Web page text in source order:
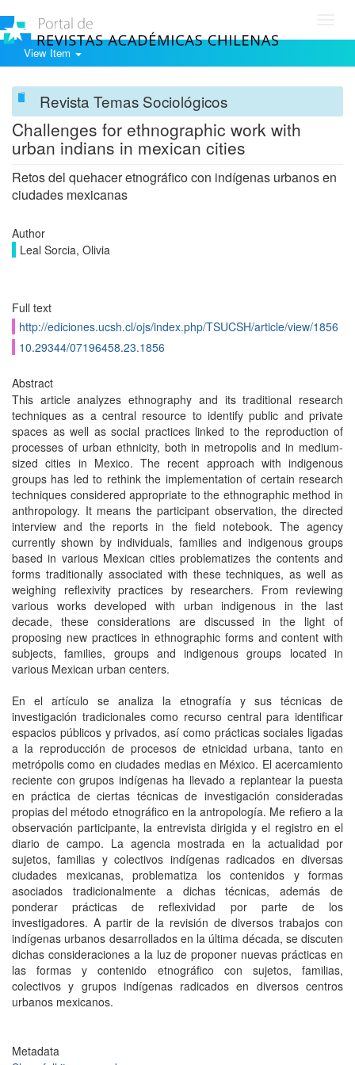
View Item
Revista Temas Sociológicos
Challenges for ethnographic work with
urban indians in mexican cities
Retos del quehacer etnográfico con indígenas urbanos en
ciudades mexicanas
Author
Leal Sorcia, Olivia
Full text
http://ediciones.ucsh.cl/ojs/index.php/TSUCSH/article/view/1856
10.29344/07196458.23.1856
Abstract
This article analyzes ethnography and its traditional research
techniques as a central resource to identify public and private
spaces as well as social practices linked to the reproduction of
processes of urban ethnicity, both in metropolis and in medium-
sized cities in Mexico. The recent approach with indigenous
groups has led to rethink the implementation of certain research
techniques considered appropriate to the ethnographic method in
anthropology. It means the participant observation, the directed
interview and the reports in the field notebook. The agency
currently shown by individuals, families and indigenous groups
based in various Mexican cities problematizes the contents and
forms traditionally associated with these techniques, as well as
weighing reflexivity practices by researchers. From reviewing
various works developed with urban indigenous in the last
decade, these considerations are discussed in the light of
proposing new practices in ethnographic forms and content with
subjects, families, groups and indigenous groups located in
various Mexican urban centers.
En el artículo se analiza la etnografía y sus técnicas de
investigación tradicionales como recurso central para identificar
espacios públicos y privados, así como prácticas sociales ligadas
a la reproducción de procesos de etnicidad urbana, tanto en
metrópolis como en ciudades medias en México. El acercamiento
reciente con grupos indígenas ha llevado a replantear la puesta
en práctica de ciertas técnicas de investigación consideradas
propias del método etnográfico en la antropología. Me refiero a la
observación participante, la entrevista dirigida y el registro en el
diario de campo. La agencia mostrada en la actualidad por
sujetos, familias y colectivos indígenas radicados en diversas
ciudades mexicanas, problematiza los contenidos y formas
asociados tradicionalmente a dichas técnicas, además de
ponderar prácticas de reflexividad por parte de los
investigadores. A partir de la revisión de diversos trabajos con
indígenas urbanos desarrollados en la última década, se discuten
dichas consideraciones a la luz de proponer nuevas prácticas en
las formas y contenido etnográfico con sujetos, familias,
colectivos y grupos indígenas radicados en diversos centros
urbanos mexicanos.
Metadata